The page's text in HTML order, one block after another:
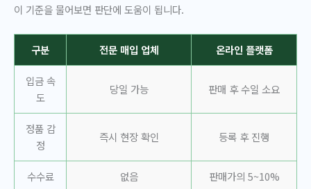
이 기준을 물어보면 판단에 도움이 됩니다.
구분 전문 매입 업체 온라인 플랫폼
입금 속
도
당일 가능 판매 후 수일 소요
정품 감
정
즉시 현장 확인 등록 후 진행
수수료 없음 판매가의 5~10%